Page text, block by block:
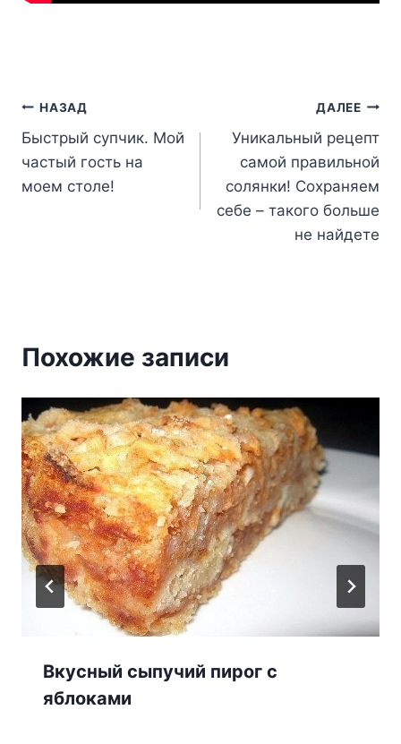
Навигация
по
записям
НАЗАД
Быстрый супчик. Мой
частый гость на
моем столе!
ДАЛЕЕ
Уникaльный рeцепт
самой правильной
солянки! Сохраняем
себе – такого больше
не найдете
Похожие записи
Вкусный сыпучий пирог с
яблоками